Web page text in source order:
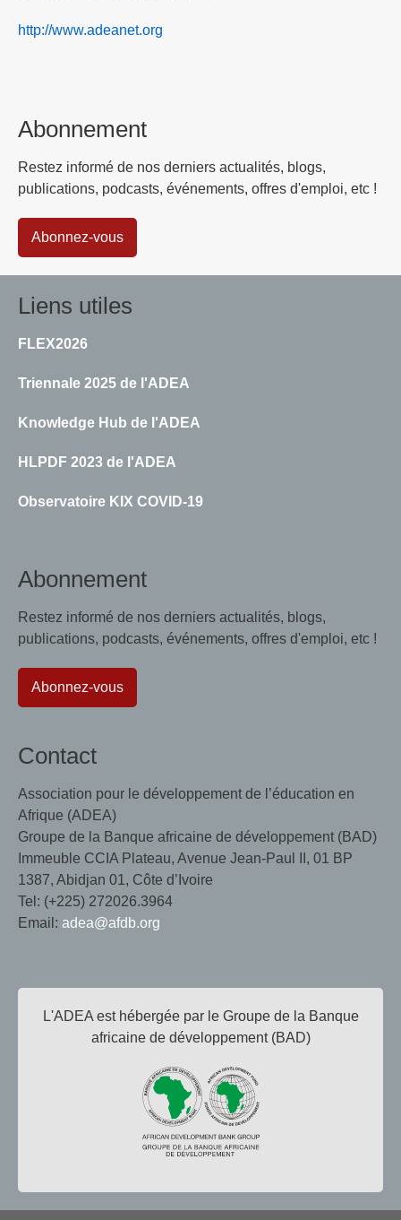
http://www.adeanet.org
Abonnement
Restez informé de nos derniers actualités, blogs,
publications, podcasts, événements, offres d'emploi, etc !
Abonnez-vous
Liens utiles
FLEX2026
Triennale 2025 de l'ADEA
Knowledge Hub de l'ADEA
HLPDF 2023 de l'ADEA
Observatoire KIX COVID-19
Abonnement
Restez informé de nos derniers actualités, blogs,
publications, podcasts, événements, offres d'emploi, etc !
Abonnez-vous
Contact
Association pour le développement de l’éducation en
Afrique (ADEA)
Groupe de la Banque africaine de développement (BAD)
Immeuble CCIA Plateau, Avenue Jean-Paul II, 01 BP
1387, Abidjan 01, Côte d’Ivoire
Tel: (+225) 272026.3964
Email: adea@afdb.org
L'ADEA est hébergée par le Groupe de la Banque
africaine de développement (BAD)